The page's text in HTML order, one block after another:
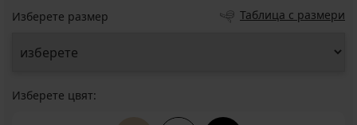
Изберете размер Таблица с размери
Изберете цвят: